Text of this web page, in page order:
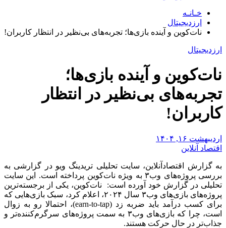
خـانـه
ارزدیجیتال
نات‌کوین و آینده بازی‌ها؛ تجربه‌های بی‌نظیر در انتظار کاربران!
ارزدیجیتال
نات‌کوین و آینده بازی‌ها؛
تجربه‌های بی‌نظیر در انتظار
کاربران!
اردیبهشت ۱۶, ۱۴۰۴
اقتصاد آنلاین
به گزارش اقتصادآنلاین، سایت تحلیلی تریدینگ ویو در گزارشی به
بررسی پروژه‌های وب۳ به ویژه نات‌کوین پرداخته است. این سایت
تحلیلی در گزارش خود آورده است: نات‌کوین، یکی از برجسته‌ترین
پروژه‌های بازی‌های وب۳ سال ۲۰۲۴، اعلام کرد، سبک بازی‌هایی که
برای کسب درآمد باید ضربه زد (earn-to-tap)، احتمالا رو به زوال
است، چرا که بازی‌های وب۳ به سمت پروژه‌های سرگرم‌کننده‌تر و
جذاب‌تر در حال حرکت هستند.